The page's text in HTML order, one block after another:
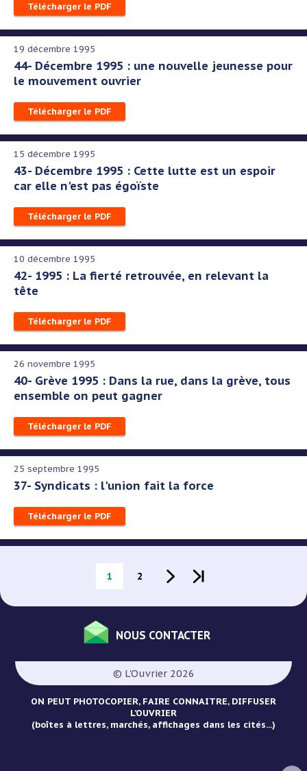
Télécharger le PDF
19 décembre 1995
44- Décembre 1995 : une nouvelle jeunesse pour
le mouvement ouvrier
Télécharger le PDF
15 décembre 1995
43- Décembre 1995 : Cette lutte est un espoir
car elle n'est pas égoïste
Télécharger le PDF
10 décembre 1995
42- 1995 : La fierté retrouvée, en relevant la
tête
Télécharger le PDF
26 novembre 1995
40- Grève 1995 : Dans la rue, dans la grève, tous
ensemble on peut gagner
Télécharger le PDF
25 septembre 1995
37- Syndicats : l'union fait la force
Télécharger le PDF
Page
1 Page
2
Pied
de
page
NOUS CONTACTER
© L'Ouvrier 2026
ON PEUT PHOTOCOPIER, FAIRE CONNAITRE, DIFFUSER
L’OUVRIER
(boîtes à lettres, marchés, affichages dans les cités...)